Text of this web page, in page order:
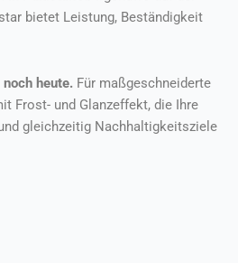
bietet Leistung, Beständigkeit
heute.Für maßgeschneiderte
Frost- und Glanzeffekt, die Ihre
gleichzeitig Nachhaltigkeitsziele